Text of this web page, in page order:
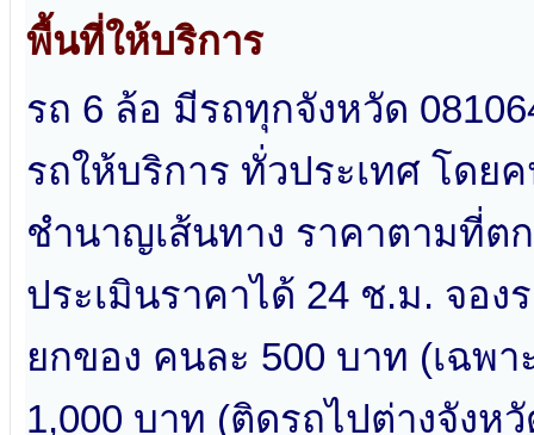
พื้นที่ให้บริการ
รถ 6 ล้อ มีรถทุกจังหวัด
รถให้บริการ ทั่วประเทศ โด
ชำนาญเส้นทาง ราคาตามที่ต
ประเมินราคาได้ 24 ช.ม. จอ
ยกของ คนละ 500 บาท (เฉพ
1,000 บาท (ติดรถไปต่างจังห